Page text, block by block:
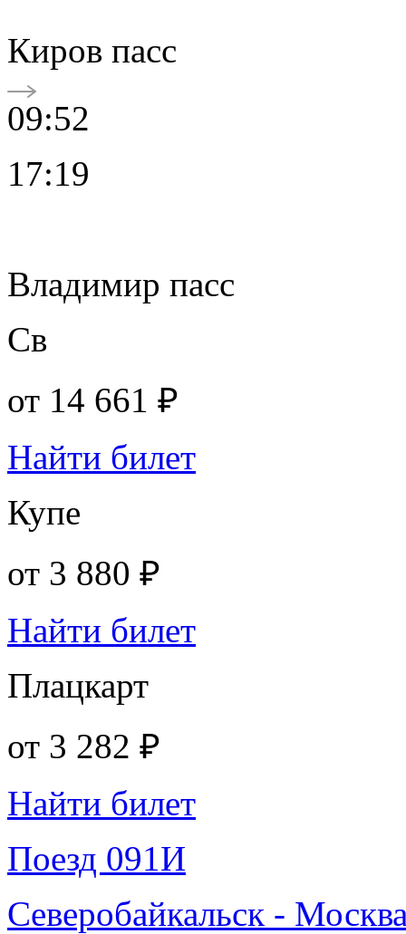
Киров пасс
09:52
17:19
Владимир пасс
Св
от 14 661 ₽
Найти билет
Купе
от 3 880 ₽
Найти билет
Плацкарт
от 3 282 ₽
Найти билет
Поезд 091И
Северобайкальск -